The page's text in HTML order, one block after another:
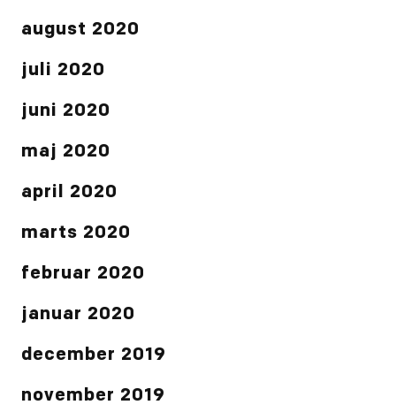
august 2020
juli 2020
juni 2020
maj 2020
april 2020
marts 2020
februar 2020
januar 2020
december 2019
november 2019